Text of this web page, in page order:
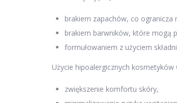
brakiem zapachów, co ogranicza
brakiem barwników, które mogą
formułowaniem z użyciem
Użycie hipoalergicznych
zwiększenie komfortu skóry,